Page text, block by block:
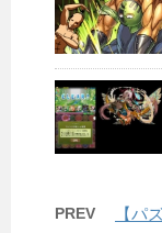
PREV
【パ